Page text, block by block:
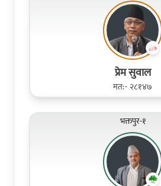
प्रेम सुवाल
मत:- २८१४७
भक्तपुर-१